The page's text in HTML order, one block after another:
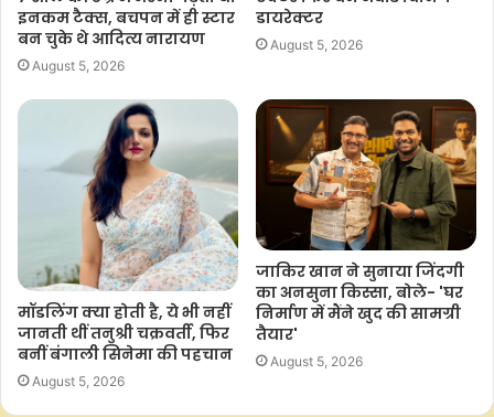
इनकम टैक्स, बचपन में ही स्टार
बन चुके थे आदित्य नारायण
August 5, 2026
डायरेक्टर
August 5, 2026
मॉडलिंग क्या होती है, ये भी नहीं
जानती थीं तनुश्री चक्रवर्ती, फिर
बनीं बंगाली सिनेमा की पहचान
August 5, 2026
जाकिर खान ने सुनाया जिंदगी
का अनसुना किस्सा, बोले- 'घर
निर्माण में मैंने खुद की सामग्री
तैयार'
August 5, 2026